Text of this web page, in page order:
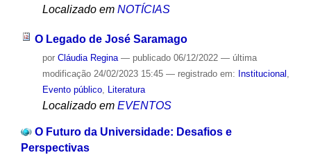
Localizado em NOTÍCIAS
O Legado de José Saramago
por Cláudia Regina — publicado06/12/2022 — última
modificação24/02/2023 15:45 — registrado em: Institucional
Evento público, Literatura
Localizado em EVENTOS
O Futuro da Universidade: Desafios e
Perspectivas